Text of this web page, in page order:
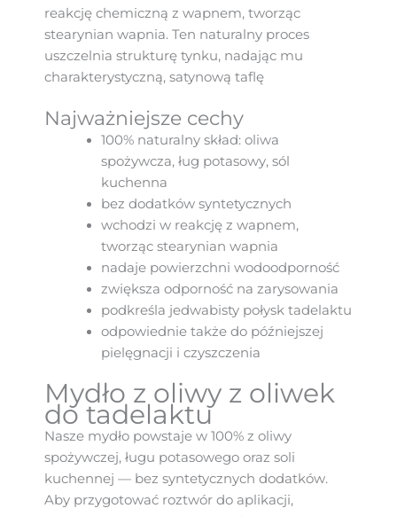
reakcję chemiczną z wapnem, tworząc
stearynian wapnia. Ten naturalny proces
uszczelnia strukturę tynku, nadając mu
charakterystyczną, satynową taflę
Najważniejsze cechy
100% naturalny skład: oliwa
spożywcza, ług potasowy, sól
kuchenna
bez dodatków syntetycznych
wchodzi w reakcję z wapnem,
tworząc stearynian wapnia
nadaje powierzchni wodoodporność
zwiększa odporność na zarysowania
podkreśla jedwabisty połysk tadelaktu
odpowiednie także do późniejszej
pielęgnacji i czyszczenia
Mydło z oliwy z oliwek
do tadelaktu
Nasze mydło powstaje w 100% z oliwy
spożywczej, ługu potasowego oraz soli
kuchennej — bez syntetycznych dodatków.
Aby przygotować roztwór do aplikacji,